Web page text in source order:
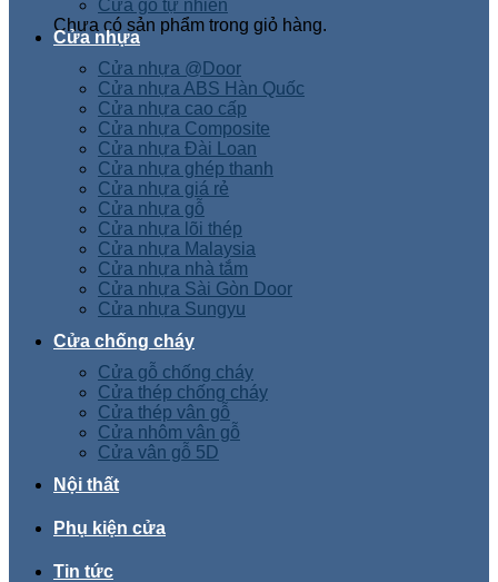
Chưa có sản phẩm trong giỏ hàng.
Cửa gỗ tự nhiên
Cửa nhựa
Cửa nhựa @Door
Cửa nhựa ABS Hàn Quốc
Cửa nhựa cao cấp
Cửa nhựa Composite
Cửa nhựa Đài Loan
Cửa nhựa ghép thanh
Cửa nhựa giá rẻ
Cửa nhựa gỗ
Cửa nhựa lõi thép
Cửa nhựa Malaysia
Cửa nhựa nhà tắm
Cửa nhựa Sài Gòn Door
Cửa nhựa Sungyu
Cửa chống cháy
Cửa gỗ chống cháy
Cửa thép chống cháy
Cửa thép vân gỗ
Cửa nhôm vân gỗ
Cửa vân gỗ 5D
Nội thất
Phụ kiện cửa
Tin tức